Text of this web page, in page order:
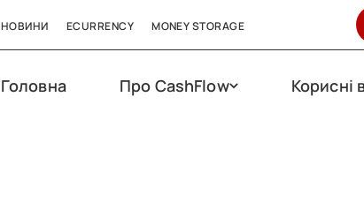
НОВИНИ ECURRENCY MONEY STORAGE
Головна Про CashFlow Корисні